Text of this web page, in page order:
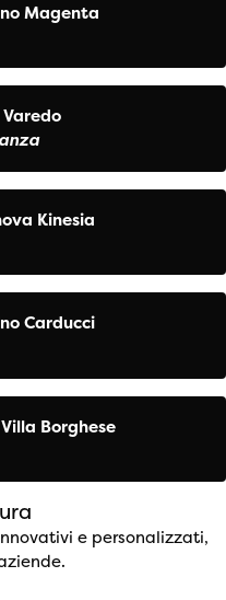
Magenta
Kinesia
Carducci
Borghese
e personalizzati,